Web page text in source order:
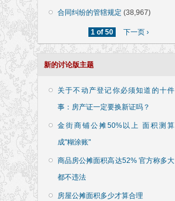
合同纠纷的管辖规定 (38,967)
1 of 50 下一页 ›
新的讨论版主题
关于不动产登记你必须知道的十件
事：房产证一定要换新证吗？
金街商铺公摊50%以上 面积测算
成"糊涂账"
商品房公摊面积高达52% 官方称多大
都不违法
房屋公摊面积多少才算合理